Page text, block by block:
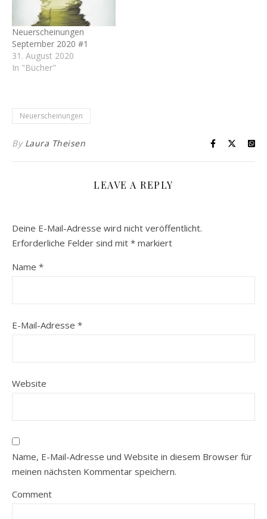
Neuerscheinungen
September 2020 #1
31. August 2020
In "Bücher"
Neuerscheinungen
By Laura Theisen
LEAVE A REPLY
Deine E-Mail-Adresse wird nicht veröffentlicht.
Erforderliche Felder sind mit * markiert
Name *
E-Mail-Adresse *
Website
Name, E-Mail-Adresse und Website in diesem Browser für
meinen nächsten Kommentar speichern.
Comment